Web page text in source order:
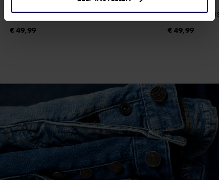
ONLBLUSH MID FL STAYBLUE DNM REA023- DARK BLUE DENIM
€ 49,99
ONLMADISON
€ 49,99